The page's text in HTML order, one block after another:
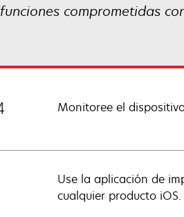
comprometidas
Monitoree el
Use la aplicación de
cualquier producto iOS.